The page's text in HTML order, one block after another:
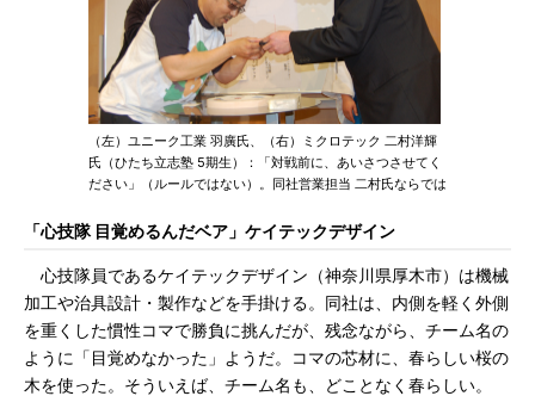
（左）ユニーク工業 羽廣氏、（右）ミクロテック 二村洋輝
氏（ひたち立志塾 5期生）：「対戦前に、あいさつさせてく
ださい」（ルールではない）。同社営業担当 二村氏ならでは
「心技隊 目覚めるんだベア」ケイテックデザイン
心技隊員であるケイテックデザイン（神奈川県厚木市）は機械
加工や治具設計・製作などを手掛ける。同社は、内側を軽く外側
を重くした慣性コマで勝負に挑んだが、残念ながら、チーム名の
ように「目覚めなかった」ようだ。コマの芯材に、春らしい桜の
木を使った。そういえば、チーム名も、どことなく春らしい。